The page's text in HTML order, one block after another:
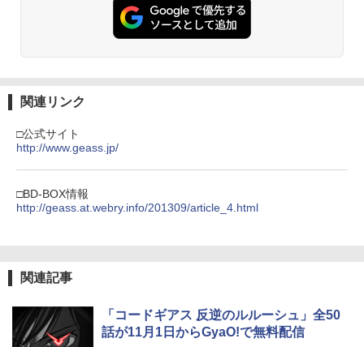
関連リンク
□公式サイト
http://www.geass.jp/
□BD-BOX情報
http://geass.at.webry.info/201309/article_4.html
関連記事
「コードギアス 反逆のルルーシュ」全50
話が11月1日からGyaO!で無料配信